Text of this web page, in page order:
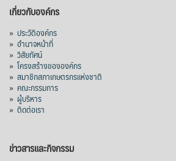
ไทยในช่วง 6 เดือนของปี 2569 (ม.ค.-มิ.ย.) มี
1,205 ล้านดอลลาร์สหรัฐ (ประมาณ
38,003.15 ล้านบาท) ลดลง 27.69%
ปรับตัวลดลงตามสภาวะเศรษฐกิจและการค้า
โลก โดยตลาดส่งออกสำคัญ จีน ส่งออกได้
1.52 ล้านตัน ลด 61.71%
เกี่ยวกับองค์กร
» ประวัติองค์กร
» อำนาจหน้าที่
» วิสัยทัศน์
» โครงสร้างขององค์กร
» สมาชิกสภาเกษตรกรแห่งชาติ
» คณะกรรมการ
» ผู้บริหาร
» ติดต่อเรา
ข่าวสารและกิจกรรม